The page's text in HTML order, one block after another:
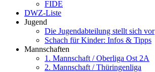
FIDE
DWZ-Liste
Jugend
Die Jugendabteilung stellt sich vor
Schach für Kinder: Infos & Tipps
Mannschaften
1. Mannschaft / Oberliga Ost 2A
2. Mannschaft / Thüringenliga